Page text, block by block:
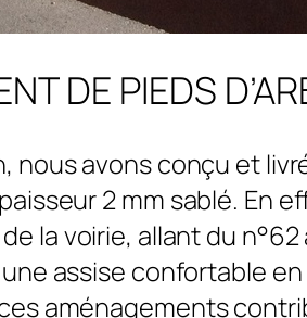
DE PIEDS
nous avons conçu et
2 mm sablé. En
la voirie, allant du
assise confortable
aménagements